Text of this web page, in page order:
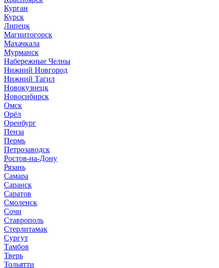
Курган
Курск
Липецк
Магнитогорск
Махачкала
Мурманск
Набережные Челны
Нижний Новгород
Нижний Тагил
Новокузнецк
Новосибирск
Омск
Орёл
Оренбург
Пенза
Пермь
Петрозаводск
Ростов-на-Дону
Рязань
Самара
Саранск
Саратов
Смоленск
Сочи
Ставрополь
Стерлитамак
Сургут
Тамбов
Тверь
Тольятти